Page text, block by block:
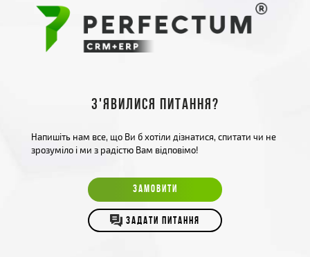
З'явилися питання?
Напишіть нам все, що Ви б хотіли дізнатися, спитати чи не
зрозуміло і ми з радістю Вам відповімо!
ЗАМОВИТИ
ЗАДАТИ ПИТАННЯ